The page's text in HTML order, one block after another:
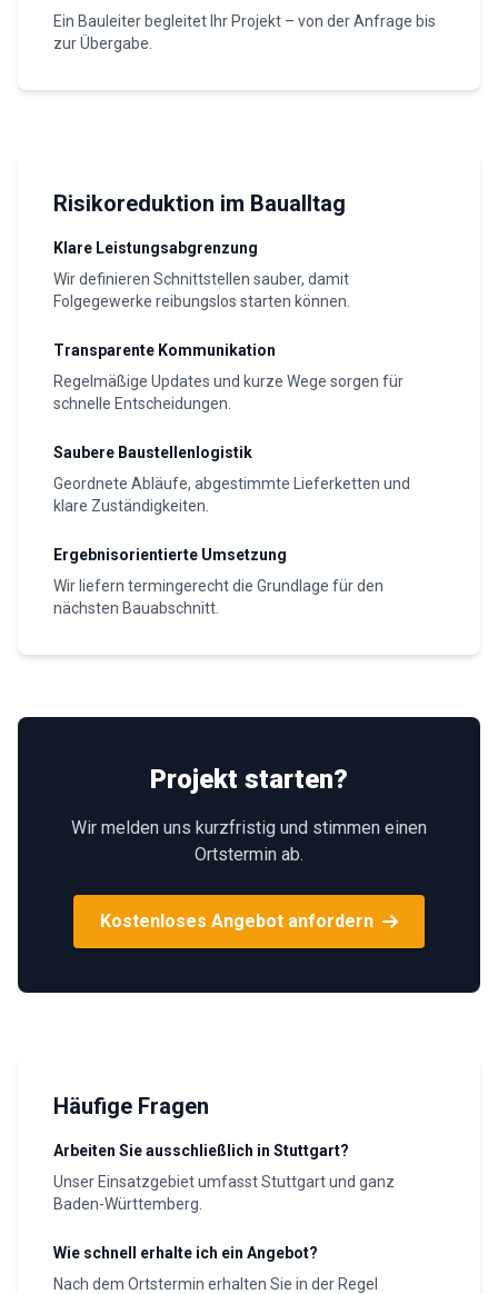
Ein Bauleiter begleitet Ihr Projekt – von der Anfrage bis
zur Übergabe.
Risikoreduktion im Baualltag
Klare Leistungsabgrenzung
Wir definieren Schnittstellen sauber, damit
Folgegewerke reibungslos starten können.
Transparente Kommunikation
Regelmäßige Updates und kurze Wege sorgen für
schnelle Entscheidungen.
Saubere Baustellenlogistik
Geordnete Abläufe, abgestimmte Lieferketten und
klare Zuständigkeiten.
Ergebnisorientierte Umsetzung
Wir liefern termingerecht die Grundlage für den
nächsten Bauabschnitt.
Projekt starten?
Wir melden uns kurzfristig und stimmen einen
Ortstermin ab.
Kostenloses Angebot anfordern
Häufige Fragen
Arbeiten Sie ausschließlich in Stuttgart?
Unser Einsatzgebiet umfasst Stuttgart und ganz
Baden-Württemberg.
Wie schnell erhalte ich ein Angebot?
Nach dem Ortstermin erhalten Sie in der Regel